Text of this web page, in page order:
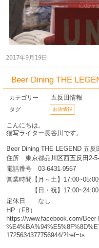
2017年9月19日
Beer Dining THE
カテゴリー 五反田情報
タグ お店情報
こんにちは。
猫写ライター長谷川です。
Beer Dining THE LEGEND 五反
住所 東京都品川区西五反田2-
電話番号 03-6431-9567
営業時間【月～土】17:00~05:00
【日・祝】17:00~24:00
定休日 なし
HP（FB）
https://www.facebook.com/
1725634377756944/?fref=ts